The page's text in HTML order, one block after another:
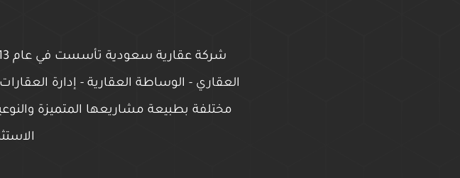
العقاري - الوساطة العقارية - إدارة
مختلفة بطبيعة مشاريعها المتميزة